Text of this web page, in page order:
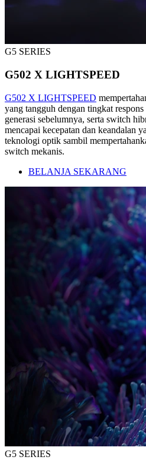
G5 SERIES
G502 X LIGHTSPEED
G502 X LIGHTSPEED
yang tangguh dengan tingkat
generasi sebelumnya, serta switch
mencapai kecepatan dan keandalan
teknologi optik sambil
switch mekanis.
BELANJA SEKARANG
G5 SERIES